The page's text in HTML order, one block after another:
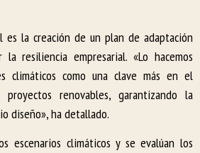
es la creación de un plan de adaptación
la resiliencia empresarial. «Lo hacemos
climáticos como una clave más en el
renovables, garantizando la
diseño», ha detallado.
escenarios climáticos y se evalúan los